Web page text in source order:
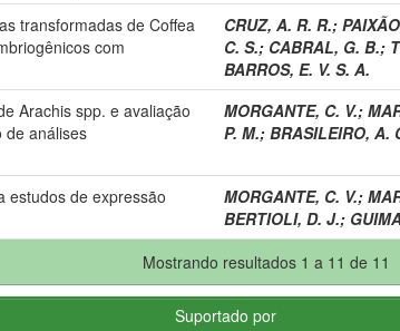
transformadas de Coffea
com
CRUZ, A. R. R.;
C. S.; CABRAL, G. B.;
BARROS, E. V. S. A.
Arachis spp. e avaliação
de análises
MORGANTE, C. V.;
P. M.; BRASILEIRO, A.
estudos de expressão
MORGANTE, C. V.;
BERTIOLI, D. J.;
Mostrando resultados 1 a 11 de 11
Suportado por